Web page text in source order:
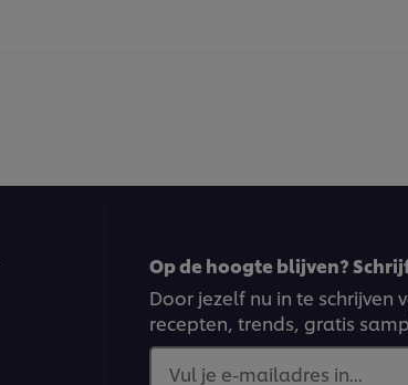
Op de hoogte blijven?
Door jezelf nu in te
recepten, trends, gratis
Vul je e-mailadres in...